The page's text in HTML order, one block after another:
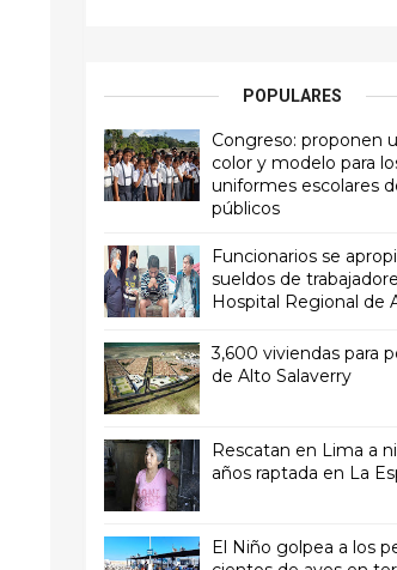
POPULARES
Congreso: proponen
color y modelo para
uniformes escolares
públicos
Funcionarios se
sueldos de
Hospital Regional de
3,600 viviendas para
de Alto Salaverry
Rescatan en Lima a
años raptada en La
El Niño golpea a los